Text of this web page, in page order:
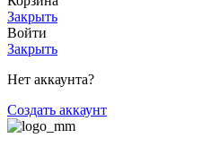
Закрыть
Войти
Закрыть
Нет аккаунта?
Создать аккаунт